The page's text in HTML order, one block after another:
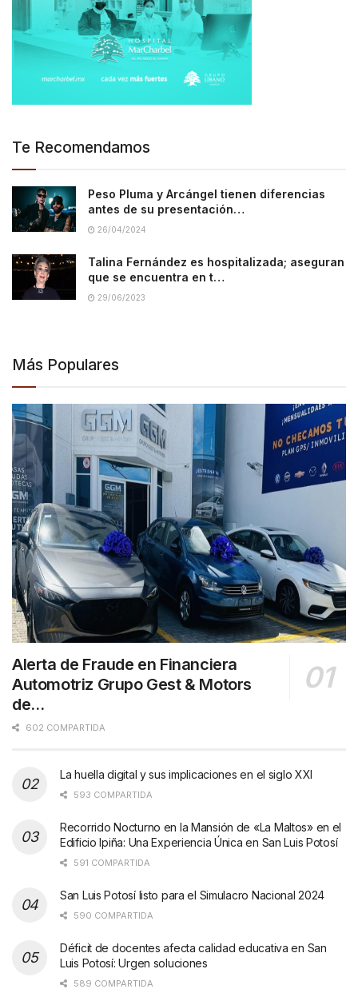
Te Recomendamos
Peso Pluma y Arcángel tienen diferencias
antes de su presentación…
26/04/2024
Talina Fernández es hospitalizada; aseguran
que se encuentra en t…
29/06/2023
Más Populares
Alerta de Fraude en Financiera
Automotriz Grupo Gest & Motors
de…
602 COMPARTIDA
La huella digital y sus implicaciones en el siglo XXI
593 COMPARTIDA
Recorrido Nocturno en la Mansión de «La Maltos» en el
Edificio Ipiña: Una Experiencia Única en San Luis Potosí
591 COMPARTIDA
San Luis Potosí listo para el Simulacro Nacional 2024
590 COMPARTIDA
Déficit de docentes afecta calidad educativa en San
Luis Potosí: Urgen soluciones
589 COMPARTIDA